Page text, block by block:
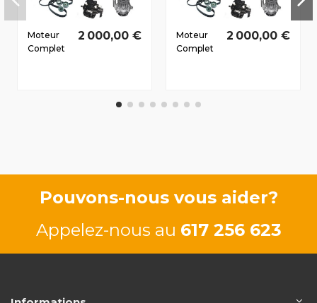
Moteur
Complet
2 000,00 €
Moteur
Complet
2006 2.2
2 000,00 €
Pouvons-nous vous aider?
Appelez-nous au 617 256 623